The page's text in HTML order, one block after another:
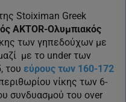
Stoiximan Greek
AKTOR-Ολυμπιακός
των γηπεδούχων με
με το under των
του εύρους των 160-172
νίκης των 6-
συνδυασμού του over